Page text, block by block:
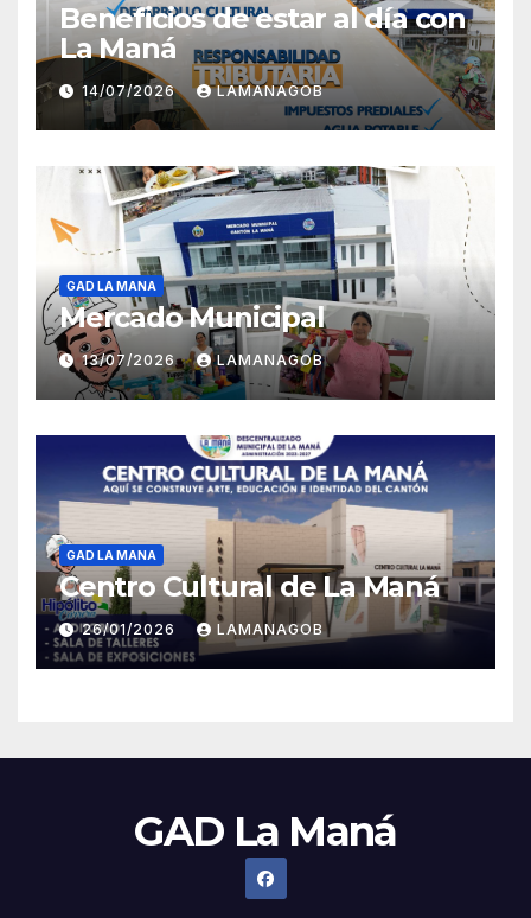
Beneficios de estar al día con
La Maná
14/07/2026 LAMANAGOB
GAD LA MANA
Mercado Municipal
13/07/2026 LAMANAGOB
GAD LA MANA
Centro Cultural de La Maná
26/01/2026 LAMANAGOB
GAD La Maná